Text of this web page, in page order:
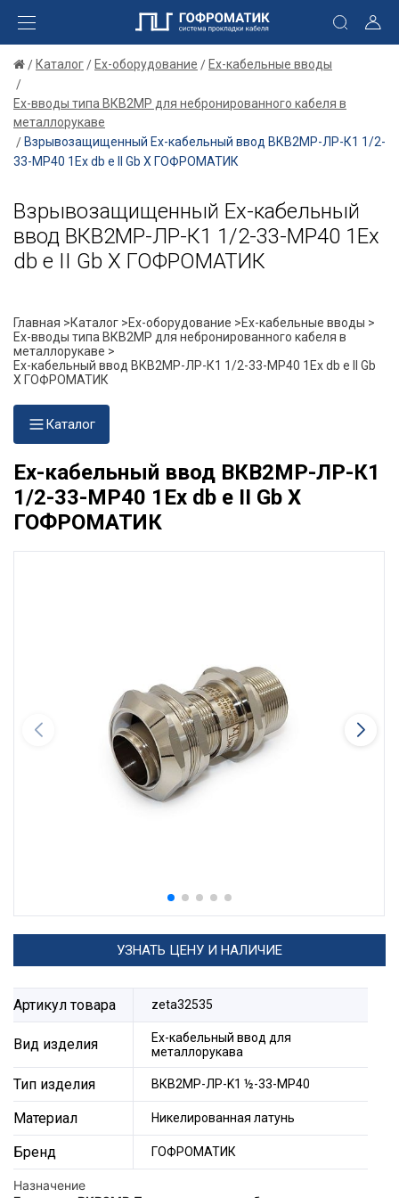
Каталог Ex-оборудование Ex-кабельные вводы
Ex-вводы типа ВКВ2МР для небронированного кабеля в
металлорукаве
Взрывозащищенный Ех-кабельный ввод ВКВ2МР-ЛР-К1 1/2-
33-МР40 1Ex db e II Gb X ГОФРОМАТИК
Взрывозащищенный Ех-кабельный
ввод ВКВ2МР-ЛР-К1 1/2-33-МР40 1Ex
db e II Gb X ГОФРОМАТИК
Главная >Каталог >Ex-оборудование >Ex-кабельные вводы >
Ex-вводы типа ВКВ2МР для небронированного кабеля в
металлорукаве >
Ех-кабельный ввод ВКВ2МР-ЛР-К1 1/2-33-МР40 1Ex db e II Gb
X ГОФРОМАТИК
Каталог
Ех-кабельный ввод ВКВ2МР-ЛР-К1
1/2-33-МР40 1Ex db e II Gb X
ГОФРОМАТИК
УЗНАТЬ ЦЕНУ И НАЛИЧИЕ
Артикул товара zeta32535
Вид изделия
Ех-кабельный ввод для
металлорукава
Тип изделия ВКВ2МР-ЛР-K1 ½-33-МР40
Материал Никелированная латунь
Бренд ГОФРОМАТИК
Назначение